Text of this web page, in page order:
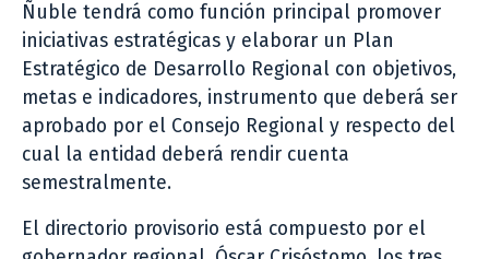
Ñuble tendrá como función principal promover
iniciativas estratégicas y elaborar un Plan
Estratégico de Desarrollo Regional con objetivos,
metas e indicadores, instrumento que deberá ser
aprobado por el Consejo Regional y respecto del
cual la entidad deberá rendir cuenta
semestralmente.
El directorio provisorio está compuesto por el